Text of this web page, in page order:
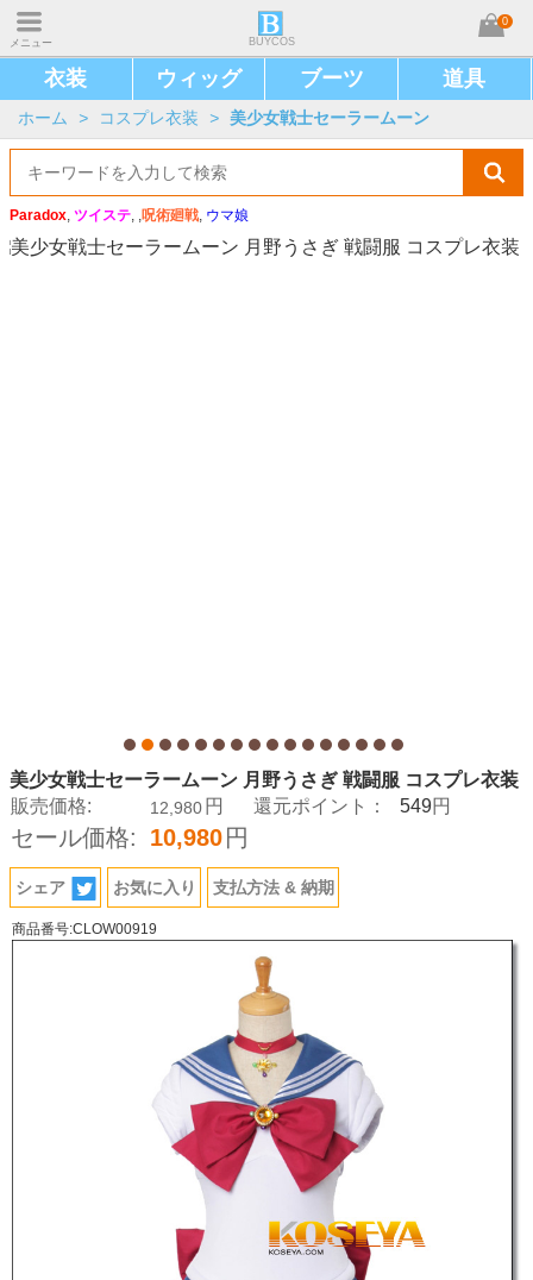
メニュー BUYCOS
0
衣装 ウィッグ ブーツ 道具
ホーム > コスプレ衣装 > 美少女戦士セーラームーン
Paradox, ツイステ, ,呪術廻戦, ウマ娘
美少女戦士セーラームーン 月野うさぎ 戦闘服 コスプレ衣装
販売価格:
12,980 円 還元ポイント： 549円
セール価格: 10,980 円
シェア お気に入り 支払方法 & 納期
商品番号:CLOW00919